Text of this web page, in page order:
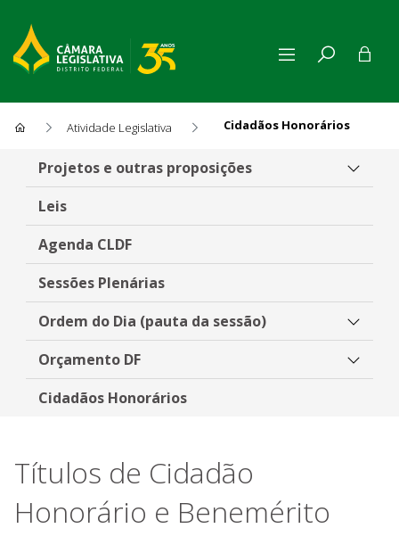
Atividade Legislativa Cidadãos Honorários
Cidadãos Honorários
Projetos e outras proposições
Leis
Agenda CLDF
Sessões Plenárias
Ordem do Dia (pauta da sessão)
Orçamento DF
Cidadãos Honorários
Títulos de Cidadão
Honorário e Benemérito